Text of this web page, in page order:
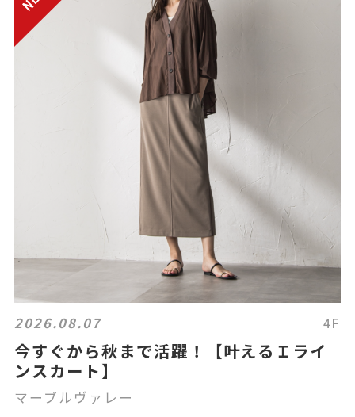
2026.08.07 4F
今すぐから秋まで活躍！【叶えるＩライ
ンスカート】
マーブルヴァレー